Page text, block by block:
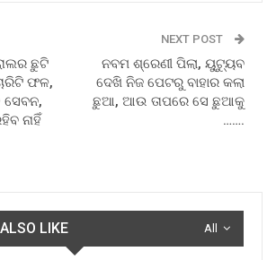
ଛୁଟି
ଫଳ,
ନାହିଁ
NEXT POST
ନବମ ଶ୍ରେଣୀ ପିଲା, ୟୁଟ୍ୟୁବ
ଦେଖି ନିଜ ପେଟରୁ ବାହାର କଲା
ଛୁଆ, ଆଉ ତାପରେ ସେ ଛୁଆକୁ
…….
All
LIKE